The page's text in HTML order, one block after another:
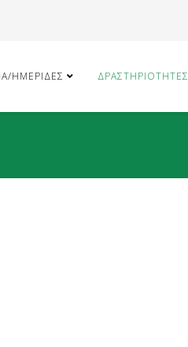
ΗΜΕΡΊΔΕΣ ΔΡΑΣΤΗΡΙΌΤΗΤΕΣ